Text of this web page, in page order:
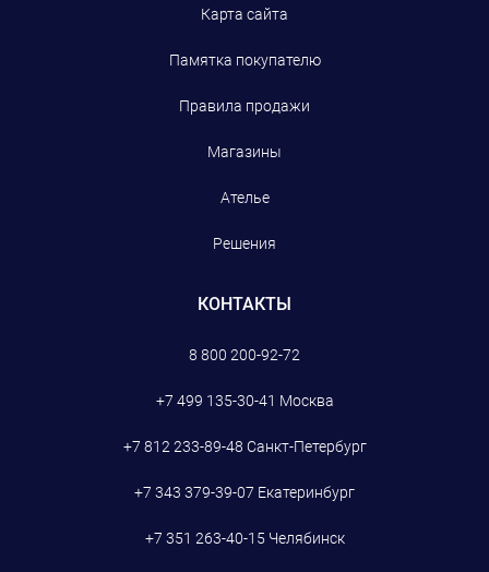
Карта сайта
Памятка покупателю
Правила продажи
Магазины
Ателье
Решения
КОНТАКТЫ
8 800 200-92-72
+7 499 135-30-41 Москва
+7 812 233-89-48 Санкт-Петербург
+7 343 379-39-07 Екатеринбург
+7 351 263-40-15 Челябинск